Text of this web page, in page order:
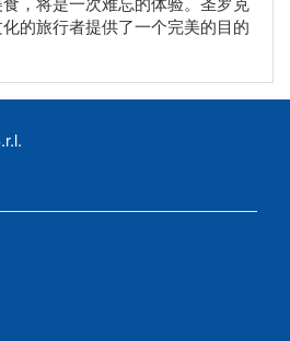
的旅行者提供了一个完美的目的